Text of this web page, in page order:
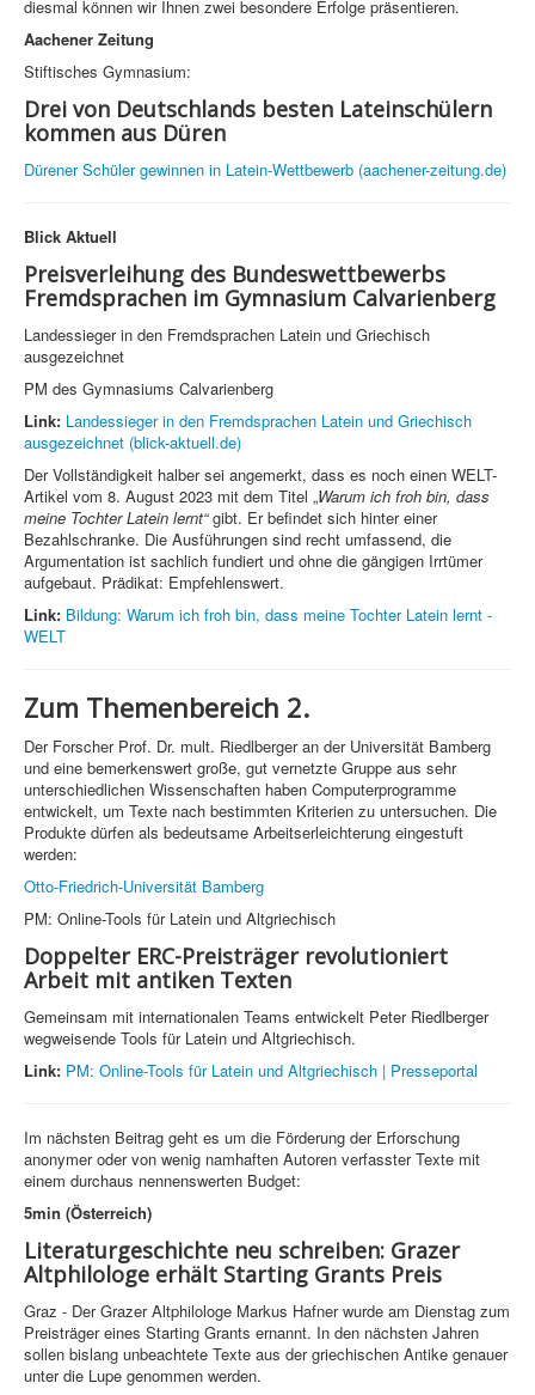
diesmal können wir Ihnen zwei besondere Erfolge präsentieren.
Aachener Zeitung
Stiftisches Gymnasium:
Drei von Deutschlands besten Lateinschülern
kommen aus Düren
Dürener Schüler gewinnen in Latein-Wettbewerb (aachener-zeitung.de)
Blick Aktuell
Preisverleihung des Bundeswettbewerbs
Fremdsprachen im Gymnasium Calvarienberg
Landessieger in den Fremdsprachen Latein und Griechisch
ausgezeichnet
PM des Gymnasiums Calvarienberg
Link: Landessieger in den Fremdsprachen Latein und Griechisch
ausgezeichnet (blick-aktuell.de)
Der Vollständigkeit halber sei angemerkt, dass es noch einen WELT-
Artikel vom 8. August 2023 mit dem Titel „Warum ich froh bin, dass
meine Tochter Latein lernt“gibt. Er befindet sich hinter einer
Bezahlschranke. Die Ausführungen sind recht umfassend, die
Argumentation ist sachlich fundiert und ohne die gängigen Irrtümer
aufgebaut. Prädikat: Empfehlenswert.
Link: Bildung: Warum ich froh bin, dass meine Tochter Latein lernt -
WELT
Zum Themenbereich 2.
Der Forscher Prof. Dr. mult. Riedlberger an der Universität Bamberg
und eine bemerkenswert große, gut vernetzte Gruppe aus sehr
unterschiedlichen Wissenschaften haben Computerprogramme
entwickelt, um Texte nach bestimmten Kriterien zu untersuchen. Die
Produkte dürfen als bedeutsame Arbeitserleichterung eingestuft
werden:
Otto-Friedrich-Universität Bamberg
PM: Online-Tools für Latein und Altgriechisch
Doppelter ERC-Preisträger revolutioniert
Arbeit mit antiken Texten
Gemeinsam mit internationalen Teams entwickelt Peter Riedlberger
wegweisende Tools für Latein und Altgriechisch.
Link: PM: Online-Tools für Latein und Altgriechisch | Presseportal
Im nächsten Beitrag geht es um die Förderung der Erforschung
anonymer oder von wenig namhaften Autoren verfasster Texte mit
einem durchaus nennenswerten Budget:
5min (Österreich)
Literaturgeschichte neu schreiben: Grazer
Altphilologe erhält Starting Grants Preis
Graz - Der Grazer Altphilologe Markus Hafner wurde am Dienstag zum
Preisträger eines Starting Grants ernannt. In den nächsten Jahren
sollen bislang unbeachtete Texte aus der griechischen Antike genauer
unter die Lupe genommen werden.